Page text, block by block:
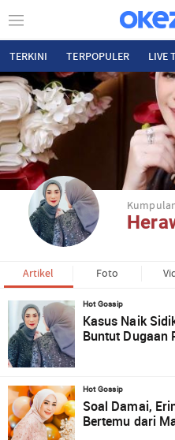
TERKINI TERPOPULER LIVE
Artikel Foto
Hot Gossip
Kasus Naik
Buntut Dugaan
Hot Gossip
Soal Damai,
Bertemu dari